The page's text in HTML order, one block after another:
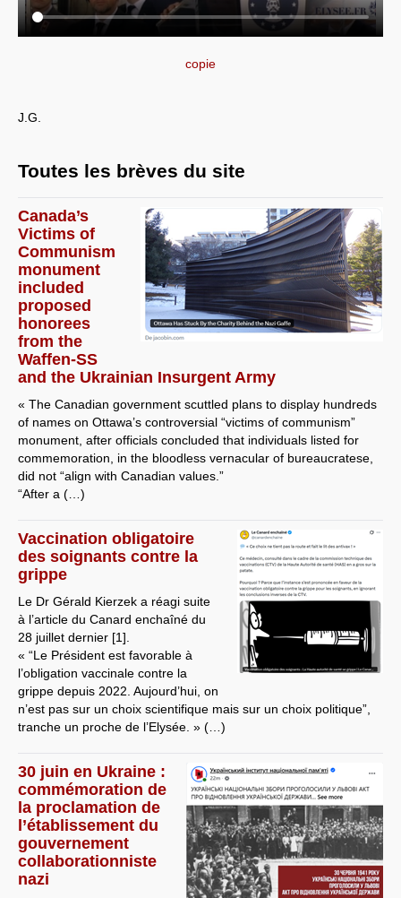
copie
J.G.
Toutes les brèves du site
Canada’s
Victims of
Communism
monument
included
proposed
honorees
from the
Waffen-SS
and the Ukrainian Insurgent Army
« The Canadian government scuttled plans to display hundreds
of names on Ottawa’s controversial “victims of communism”
monument, after officials concluded that individuals listed for
commemoration, in the bloodless vernacular of bureaucratese,
did not “align with Canadian values.”
“After a (…)
Vaccination obligatoire
des soignants contre la
grippe
Le Dr Gérald Kierzek a réagi suite
à l’article du Canard enchaîné du
28 juillet dernier [1].
« “Le Président est favorable à
l’obligation vaccinale contre la
grippe depuis 2022. Aujourd’hui, on
n’est pas sur un choix scientifique mais sur un choix politique”,
tranche un proche de l’Elysée. » (…)
30 juin en Ukraine :
commémoration de
la proclamation de
l’établissement du
gouvernement
collaborationniste
nazi